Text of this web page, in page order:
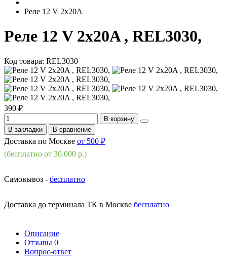
Реле 12 V 2x20A
Реле 12 V 2x20A , REL3030,
Код товара: REL3030
390 ₽
В корзину
В закладки
В сравнение
Доставка по Москве от 500 ₽
(бесплатно от 30.000 р.)
Самовывоз - бесплатно
Доставка до терминала ТК в Москве бесплатно
Описание
Отзывы 0
Вопрос-ответ